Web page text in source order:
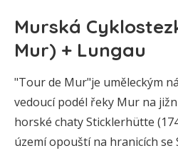
Murská
Mur) + Lungau
"Tour de Mur"je uměleckým
vedoucí podél řeky Mur na
horské chaty Sticklerhütte
území opouští na hranicích se